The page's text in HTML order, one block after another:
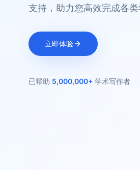
支持，助力您高效完成各
立即体验
已帮助 5,000,000+ 学术写作者